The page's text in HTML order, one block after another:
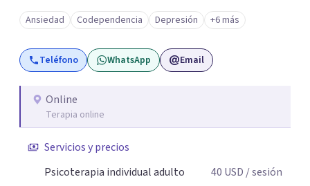
pasando. No dudes en comunicarte a fin de comenzar a
resolver la situación que está generando esa angustia.
Ansiedad Codependencia Depresión +6 más
Teléfono WhatsApp Email
Online
Terapia online
Servicios y precios
Psicoterapia individual adulto
40 USD / sesión